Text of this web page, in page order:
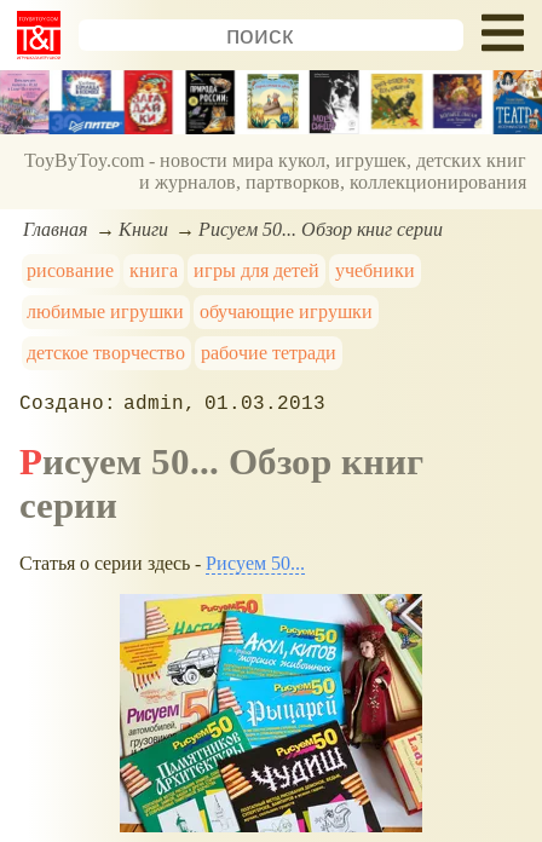
ToyByToy.com - новости мира кукол, игрушек, детских книг
и журналов, партворков, коллекционирования
Главная Книги
Рисуем 50... Обзор книг серии
рисование
книга игры для детей
учебники
любимые игрушки
обучающие игрушки
детское творчество
рабочие тетради
admin 01.03.2013
Рисуем 50... Обзор книг
серии
Статья о серии здесь - Рисуем 50...